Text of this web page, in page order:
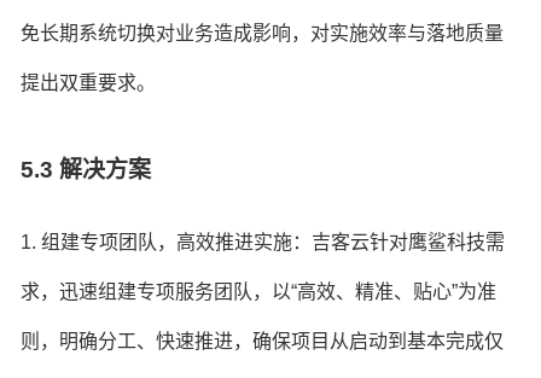
免长期系统切换对业务造成影响，对实施效率与落地质量
提出双重要求。
5.3 解决方案
1. 组建专项团队，高效推进实施：吉客云针对鹰鲨科技需
求，迅速组建专项服务团队，以“高效、精准、贴心”为准
则，明确分工、快速推进，确保项目从启动到基本完成仅